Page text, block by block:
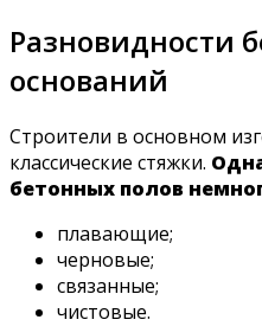
Разновидности
оснований
Строители в основном
классические стяжки.
бетонных полов
плавающие;
черновые;
связанные;
чистовые.